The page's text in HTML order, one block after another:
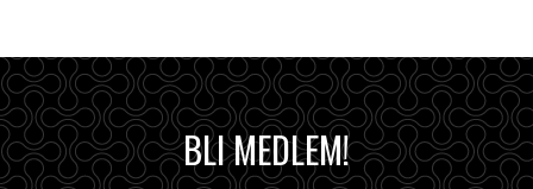
BLI MEDLEM!